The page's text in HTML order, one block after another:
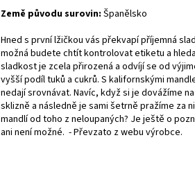
Země původu surovin: Španělsko
Hned s první lžičkou vás překvapí příjemná
možná budete chtít kontrolovat etiketu a
sladkost je zcela přirozená a odvíjí se od
vyšší podíl tuků a cukrů. S kalifornskými
nedají srovnávat. Navíc, když si je dovážíme
sklizně a následně je sami šetrně pražíme za
mandlí od toho z neloupaných? Je ještě o
ani není možné. -Převzato z webu výrobce.